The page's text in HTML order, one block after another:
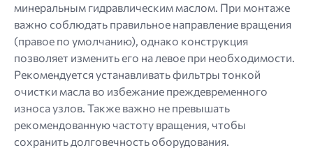
минеральным гидравлическим маслом. При монтаже
важно соблюдать правильное направление вращения
(правое по умолчанию), однако конструкция
позволяет изменить его на левое при необходимости.
Рекомендуется устанавливать фильтры тонкой
очистки масла во избежание преждевременного
износа узлов. Также важно не превышать
рекомендованную частоту вращения, чтобы
сохранить долговечность оборудования.